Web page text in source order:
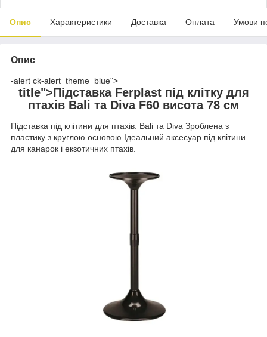
Опис Характеристики Доставка Оплата Умови
Опис
-alert ck-alert_theme_blue">
title">Підставка Ferplast під клітку для
птахів Bali та Diva F60 висота 78 см
Підставка під клітини для птахів: Bali та Diva Зроблена з
пластику з круглою основою Ідеальний аксесуар під клітини
для канарок і екзотичних птахів.